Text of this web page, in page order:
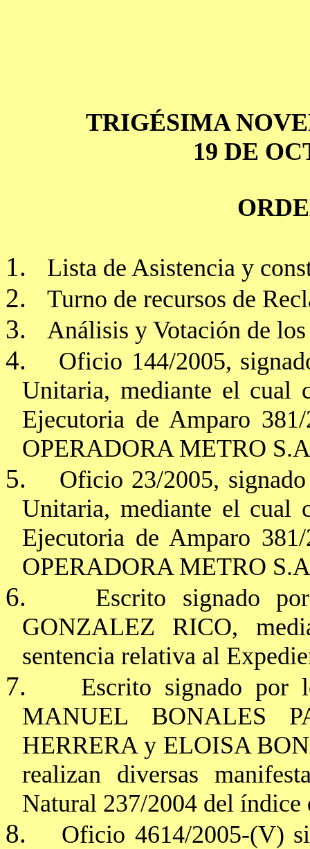
TRIGÉSIMA
19 DE
1. Lista de Asistencia y
2. Turno de recursos de
3. Análisis y Votación de
4.
Oficio 144/2005,
Unitaria, mediante el cual
Ejecutoria de Amparo
OPERADORA METRO
5.
Oficio 23/2005,
Unitaria, mediante el cual
Ejecutoria de Amparo
OPERADORA METRO
6.
Escrito signado
GONZALEZ RICO,
sentencia relativa al
7.
Escrito signado por
MANUEL BONALES
HERRERA y ELOISA
realizan diversas
Natural 237/2004 del
8.
Oficio 4614/2005-(V)